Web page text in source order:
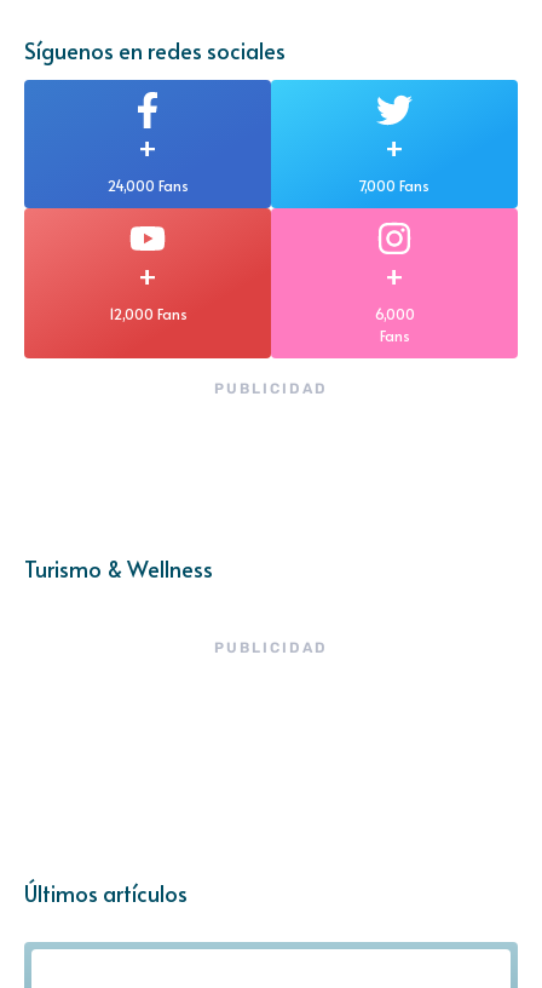
Síguenos en redes sociales
+
24,000 Fans
+
7,000 Fans
+
12,000 Fans
+
6,000
Fans
PUBLICIDAD
Turismo & Wellness
PUBLICIDAD
Últimos artículos